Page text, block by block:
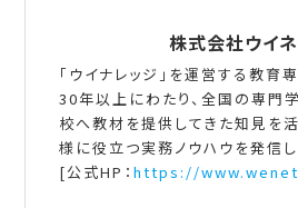
株式会社ウイネ
「ウイナレッジ」を運営する教育
30年以上にわたり、全国の専門
校へ教材を提供してきた知見を
様に役立つ実務ノウハウを発信し
[公式HP：https://